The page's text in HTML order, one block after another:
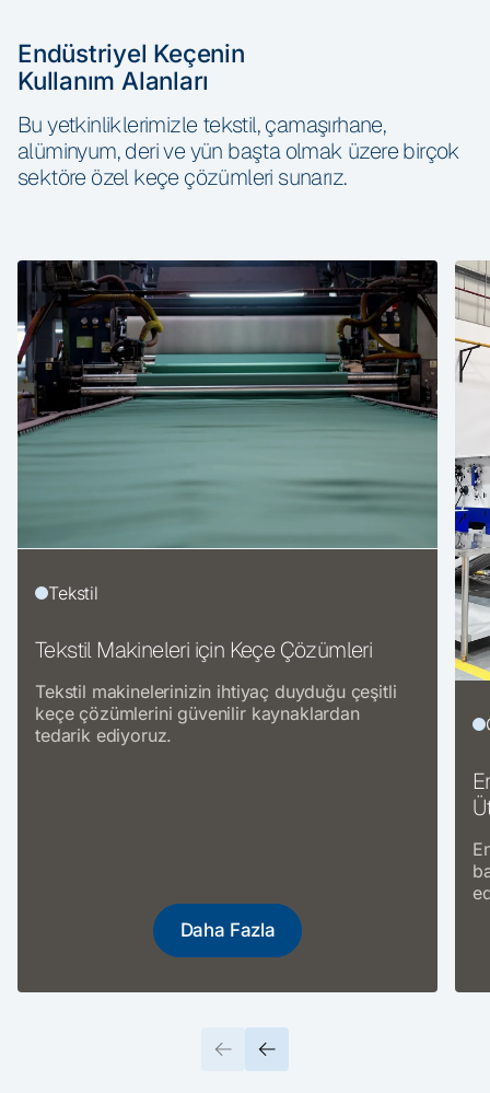
Endüstriyel Keçenin
Kullanım Alanları
Bu yetkinliklerimizle tekstil, çamaşırhane,
alüminyum, deri ve yün başta olmak üzere birçok
sektöre özel keçe çözümleri sunarız.
Tekstil
Tekstil Makineleri için Keçe Çözümleri
Tekstil makinelerinizin ihtiyaç duyduğu çeşitli
keçe çözümlerini güvenilir kaynaklardan
tedarik ediyoruz.
Ürünleri
Daha Fazla